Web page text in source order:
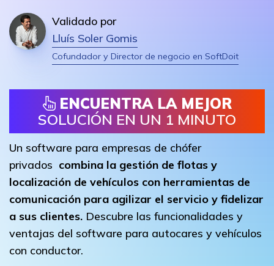
Validado por
Lluís Soler Gomis
Cofundador y Director de negocio en SoftDoit
ENCUENTRA LA MEJOR
SOLUCIÓN EN UN 1 MINUTO
Un software para empresas de chófer
privados combina la gestión de flotas y
localización de vehículos con herramientas de
comunicación para agilizar el servicio y fidelizar
a sus clientes. Descubre las funcionalidades y
ventajas del software para autocares y vehículos
con conductor.